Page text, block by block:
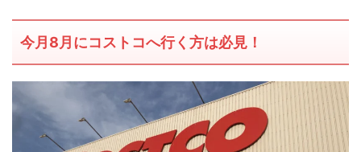
今月8月にコストコへ行く方は必見！